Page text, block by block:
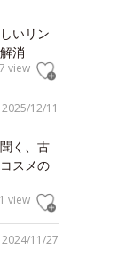
いリン
消
view
2025/12/11
く、古
スメの
view
2024/11/27